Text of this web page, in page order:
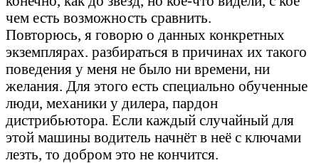
чем есть возможность сравнить.
Повторюсь, я говорю о данных конкретных
экземплярах. разбираться в причинах их такого
поведения у меня не было ни времени, ни
желания. Для этого есть специально обученные
люди, механики у дилера, пардон
дистрибьютора. Если каждый случайный для
этой машины водитель начнёт в неё с ключами
лезть, то добром это не кончится.